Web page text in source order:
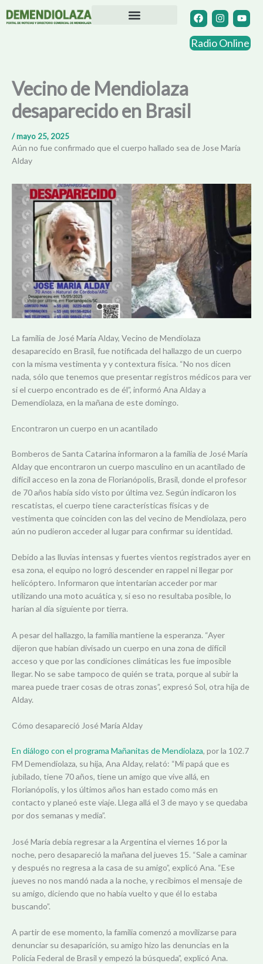
F
a
c
e
b
I
n
s
t
a
Y
o
u
t
u
Radio Online
Vecino de Mendiolaza
desaparecido en Brasil
/mayo 25, 2025
Aún no fue confirmado que el cuerpo hallado sea de Jose María
Alday
La familia de José María Alday, Vecino de Mendiolaza
desaparecido en Brasil, fue notificada del hallazgo de un cuerpo
con la misma vestimenta y y contextura física. “No nos dicen
nada, sólo que tenemos que presentar registros médicos para ver
si el cuerpo encontrado es de él”, informó Ana Alday a
Demendiolaza, en la mañana de este domingo.
Encontraron un cuerpo en un acantilado
Bomberos de Santa Catarina informaron a la familia de José María
Alday que encontraron un cuerpo masculino en un acantilado de
difícil acceso en la zona de Florianópolis, Brasil, donde el profesor
de 70 años había sido visto por última vez. Según indicaron los
rescatistas, el cuerpo tiene características físicas y de
vestimenta que coinciden con las del vecino de Mendiolaza, pero
aún no pudieron acceder al lugar para confirmar su identidad.
Debido a las lluvias intensas y fuertes vientos registrados ayer en
esa zona, el equipo no logró descender en rappel ni llegar por
helicóptero. Informaron que intentarían acceder por mar
utilizando una moto acuática y, si eso no resultaba posible, lo
harían al día siguiente por tierra.
A pesar del hallazgo, la familia mantiene la esperanza. “Ayer
dijeron que habían divisado un cuerpo en una zona de difícil
acceso y que por las condiciones climáticas les fue imposible
llegar. No se sabe tampoco de quién se trata, porque al subir la
marea puede traer cosas de otras zonas”, expresó Sol, otra hija de
Alday.
Cómo desapareció José María Alday
En diálogo con el programa Mañanitas de Mendiolaza, por la 102.7
FM Demendiolaza, su hija, Ana Alday, relató: “Mi papá que es
jubilado, tiene 70 años, tiene un amigo que vive allá, en
Florianópolis, y los últimos años han estado como más en
contacto y planeó este viaje. Llega allá el 3 de mayo y se quedaba
por dos semanas y media”.
José María debía regresar a la Argentina el viernes 16 por la
noche, pero desapareció la mañana del jueves 15. “Sale a caminar
y después no regresa a la casa de su amigo”, explicó Ana. “Ese
jueves no nos mandó nada a la noche, y recibimos el mensaje de
su amigo, diciendo que no había vuelto y que él lo estaba
buscando”.
A partir de ese momento, la familia comenzó a movilizarse para
denunciar su desaparición, su amigo hizo las denuncias en la
Policía Federal de Brasil y empezó la búsqueda”, explicó Ana.